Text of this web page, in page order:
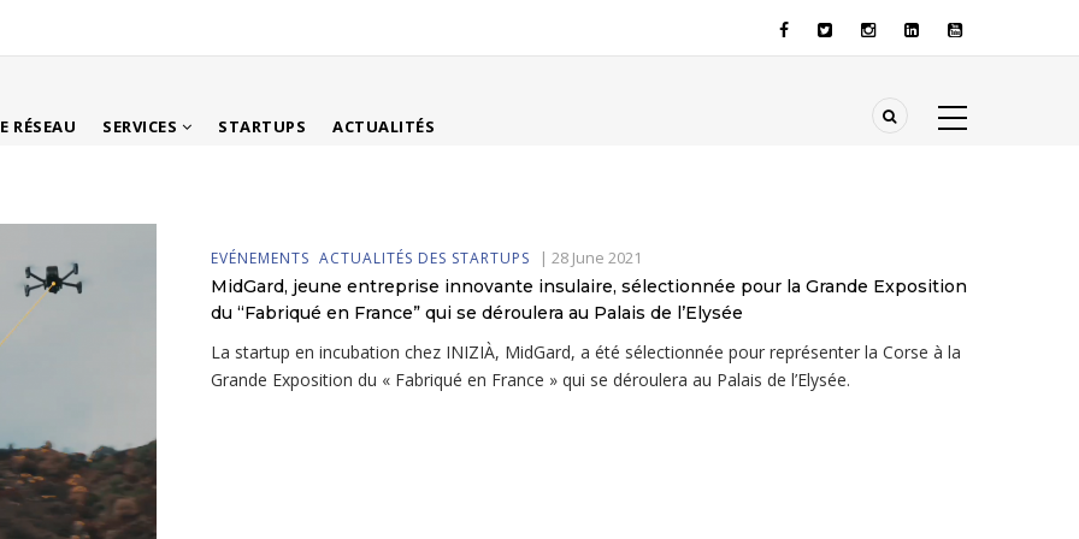
RÉSEAU SERVICES STARTUPS ACTUALITÉS
EVÉNEMENTS ACTUALITÉS DES STARTUPS |28 June 2021
MidGard, jeune entreprise innovante insulaire, sélectionnée pour la Grande Exposition
du “Fabriqué en France” qui se déroulera au Palais de l’Elysée
La startup en incubation chez INIZIÀ, MidGard, a été sélectionnée pour représenter la Corse à la
Grande Exposition du « Fabriqué en France » qui se déroulera au Palais de l’Elysée.